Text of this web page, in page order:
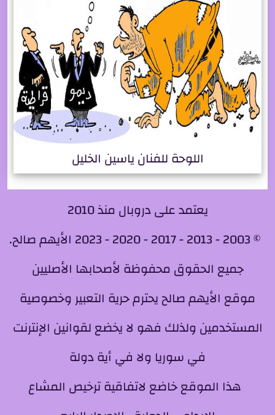
اللوحة للفنان ياسين الخليل
يعتمد على دروبال منذ 2010
© 2003 - 2013 - 2017 - 2020 - 2023 الأيهم صالح.
جميع الحقوق محفوظة لأصحابها الأصليين
موقع الأيهم صالح يحترم حرية التعبير وخصوصية
المستخدمين ولذلك فهو لا يخضع لقوانين الإنترنت
في سوريا ولا في أية دولة
هذا الموقع خاضع لاتفاقية ترخيص المشاع